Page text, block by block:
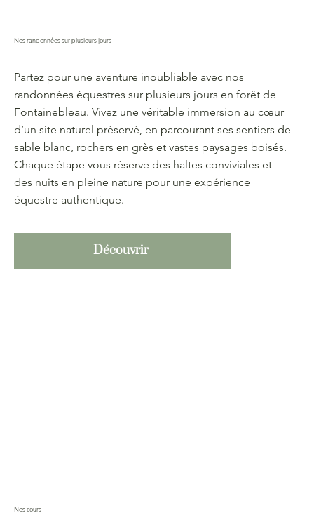
Nos randonnées sur plusieurs jours
Partez pour une aventure inoubliable avec nos
randonnées équestres sur plusieurs jours en forêt de
Fontainebleau. Vivez une véritable immersion au cœur
d’un site naturel préservé, en parcourant ses sentiers de
sable blanc, rochers en grès et vastes paysages boisés.
Chaque étape vous réserve des haltes conviviales et
des nuits en pleine nature pour une expérience
équestre authentique.
Découvrir
Nos cours